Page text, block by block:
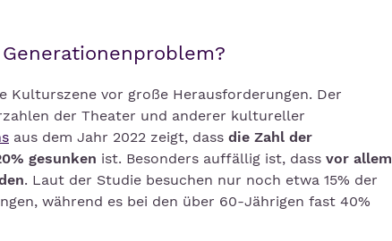
vor große Herausforderungen. Der
der Theater und anderer kultureller
aus dem Jahr 2022 zeigt, dass die Zahl der
gesunken ist. Besonders auffällig ist, dass vor allem
. Laut der Studie besuchen nur noch etwa 15% der
während es bei den über 60-Jährigen fast 40%